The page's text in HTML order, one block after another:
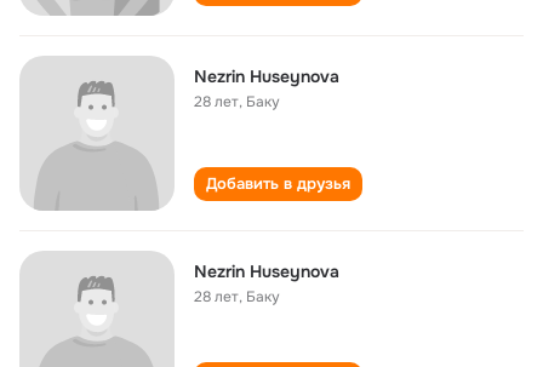
Nezrin Huseynova
28 лет, Баку
Добавить в друзья
Nezrin Huseynova
28 лет, Баку